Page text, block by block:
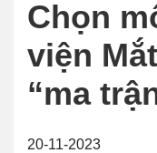
Chọn
viện
“ma
20-11-2023